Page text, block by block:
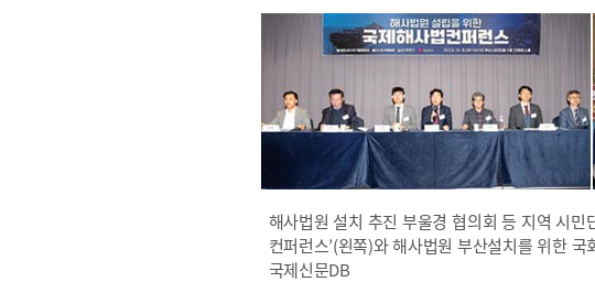
해사법원 설치 추진 부울경 협의회 등 지역 시민
컨퍼런스’(왼쪽)와 해사법원 부산설치를 위한
국제신문DB